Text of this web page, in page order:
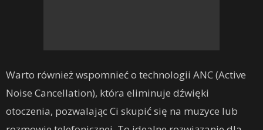
Warto również wspomnieć o technologii ANC (Active
Noise Cancellation), która eliminuje dźwięki
otoczenia, pozwalając Ci skupić się na muzyce lub